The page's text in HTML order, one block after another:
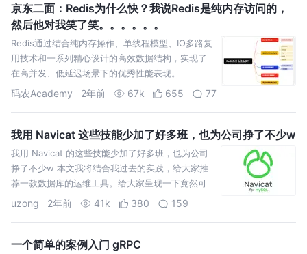
京东二面：Redis为什么快？我说Redis是纯内存访问的，
然后他对我笑了笑。。。。。。
Redis通过结合纯内存操作、单线程模型、IO多路复
用技术和一系列精心设计的高效数据结构，实现了
在高并发、低延迟场景下的优秀性能表现。
码农Academy 2年前 67k 655 77
我用 Navicat 这些技能少加了好多班，也为公司挣了不少w
我用 Navicat 的这些技能少加了好多班，也为公司
挣了不少w 本文我将结合我过去的实践，给大家推
荐一款数据库的运维工具。给大家呈现一下竟然可
以用 Navicat 解决这些实际问题 。
uzong 2年前 41k 380 159
一个简单的案例入门 gRPC